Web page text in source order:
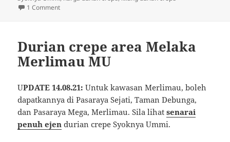
o
k
1 Commenton Durian crepe Segamat
Durian crepe area Melaka
Merlimau MU
UPDATE 14.08.21: Untuk kawasan Merlimau, boleh
dapatkannya di Pasaraya Sejati, Taman Debunga,
dan Pasaraya Mega, Merlimau. Sila lihatsenarai
penuh ejen durian crepe Syoknya Ummi.